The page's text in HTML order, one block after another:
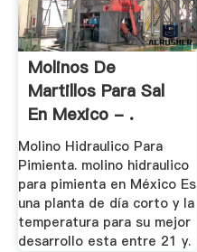
Molinos De
Martillos Para Sal
En Mexico - .
Molino Hidraulico Para
Pimienta. molino hidraulico
para pimienta en México Es
una planta de día corto y la
temperatura para su mejor
desarrollo esta entre 21 y.